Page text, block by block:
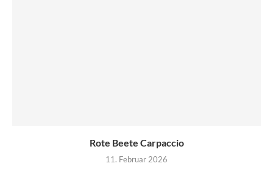
Rote Beete Carpaccio
11. Februar 2026